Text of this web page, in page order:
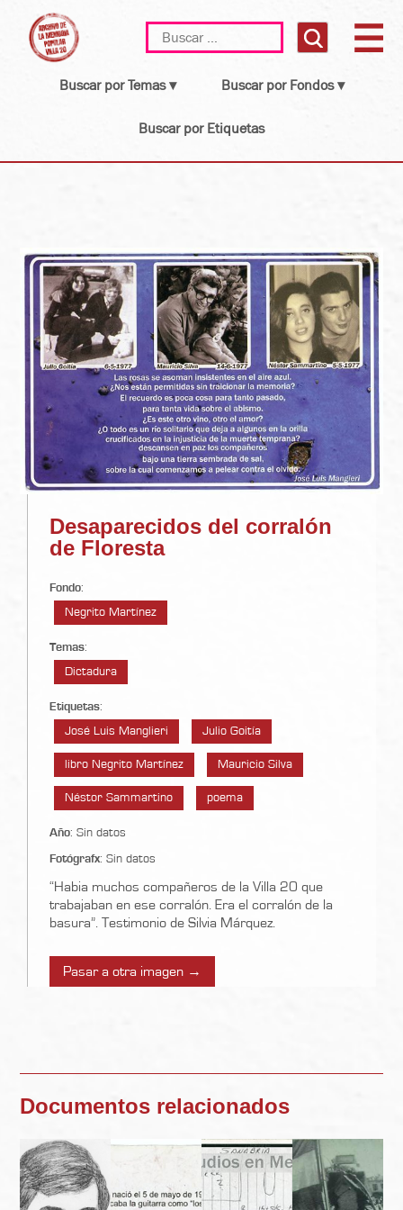
content
Buscar:
Buscar por Temas ▾ Buscar por Fondos ▾
Buscar por Etiquetas
Desaparecidos del corralón
de Floresta
Fondo:
Negrito Martínez
Temas:
Dictadura
Etiquetas:
José Luis Manglieri
Julio Goitía
libro Negrito Martínez Mauricio Silva
Néstor Sammartino poema
Año: Sin datos
Fotógrafx: Sin datos
“Habia muchos compañeros de la Villa 20 que
trabajaban en ese corralón. Era el corralón de la
basura”. Testimonio de Silvia Márquez.
Pasar a otra imagen →
Documentos relacionados